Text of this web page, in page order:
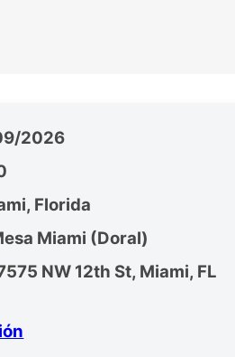
2026
Florida
Miami (Doral)
NW 12th St, Miami, FL